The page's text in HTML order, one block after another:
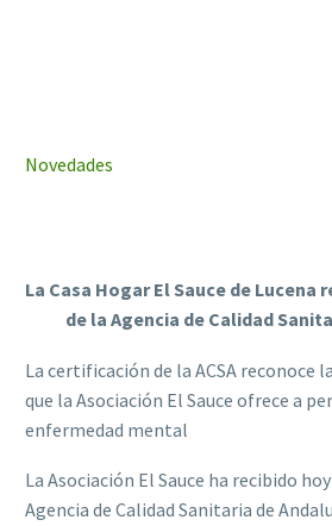
Novedades
La Casa Hogar El Sauce de
de la Agencia de Calidad
La certificación de la ACSA reconoce
que la Asociación El Sauce ofrece a
enfermedad mental
La Asociación El Sauce ha recibido
Agencia de Calidad Sanitaria de